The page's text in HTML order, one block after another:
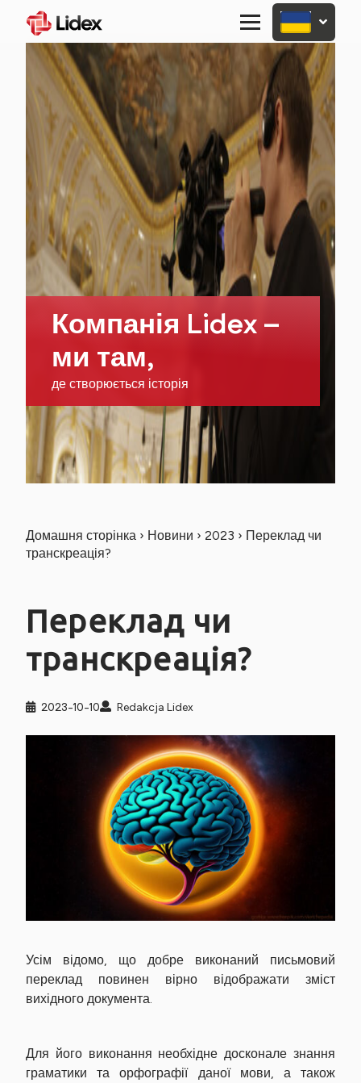
Primary
Menu
Компанія Lidex –
ми там,
де створюється історія
Домашня сторінка › Новини › 2023 › Переклад чи
транскреація?
Переклад чи
транскреація?
2023-10-10 Redakcja Lidex
Усім відомо, що добре виконаний письмовий
переклад повинен вірно відображати зміст
вихідного документа.
Для його виконання необхідне досконале знання
граматики та орфографії даної мови, а також